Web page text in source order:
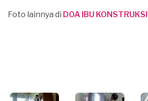
Foto lainnya di DOA IBU KONSTRUKSI